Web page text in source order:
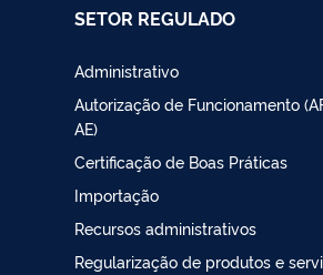
SETOR REGULADO
Administrativo
Autorização de Funcionamento
AE)
Certificação de Boas Práticas
Importação
Recursos administrativos
Regularização de produtos e